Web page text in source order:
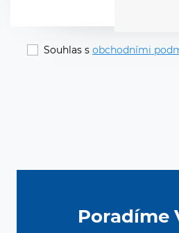
Souhlas s obchodními
Poradíme